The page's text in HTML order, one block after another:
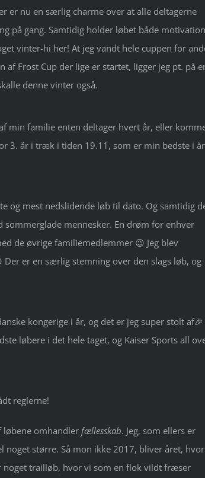
er nu en særlig charme over at alle deltagerne
på gang. Samtidig holder løbet både motivation
vinter-hi her! At jeg vandt hele cuppen for
Frost Cup der lige er startet, ligger jeg pt. på
denne vinter også.
min familie enten deltager hvert år, eller
3. år i træk i tiden 19.11, som er min bedste i
og mest nedslidende løb til dato. Og samtidig
mennesker. En drøm for enhver
de øvrige familiemedlemmer 😉 Jeg blev
er en særlig stemning over den slags løb, og
kongerige i år, og det er jeg super stolt af🎉
løbere i det hele taget, og Kaiser Sports all
reglerne!
løbene omhandler fællesskab. Jeg, som ellers er
større. Så mon ikke 2017, bliver året, hvor
noget trailløb, hvor vi som en flok vildt fræser